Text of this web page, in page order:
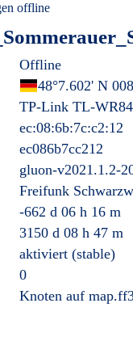
offline
Offline
48°7.602' N
Deutschland
TP-Link TL-
ec:08:6b:7c:c2:12
ec086b7cc212
gluon-v2021.1.2-
Freifunk
-662 d 06 h 16 m
3150 d 08 h 47 m
aktiviert (stable)
0
Knoten auf